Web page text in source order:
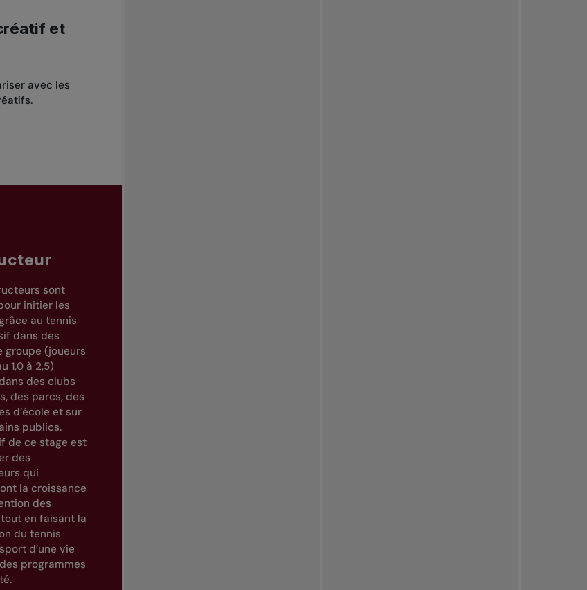
et
avec les
sont
initier les
au tennis
dans des
groupe (joueurs
1,0 à 2,5)
des clubs
des parcs, des
d’école et sur
publics.
de ce stage est
des
qui
la croissance
des
en faisant la
du tennis
d’une vie
programmes